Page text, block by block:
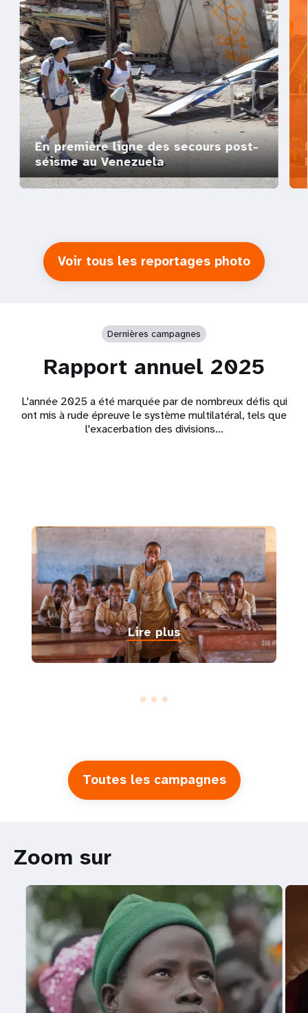
En première ligne des secours post-
séisme au Venezuela
Voir tous les reportages photo
Dernières campagnes
Rapport annuel 2025
L'année 2025 a été marquée par de nombreux défis qui
ont mis à rude épreuve le système multilatéral, tels que
l'exacerbation des divisions…
Lire plus
Toutes les campagnes
Zoom sur